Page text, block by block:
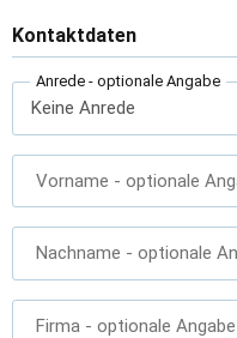
Kontaktdaten
Anrede - optionale Angabe
Vorname - optionale
Nachname - optionale
Firma - optionale Angabe